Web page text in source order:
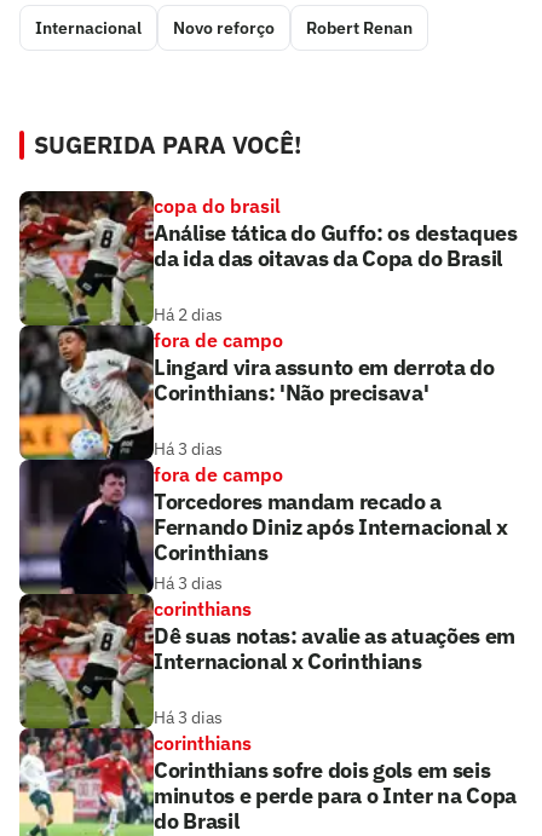
Internacional Novo reforço Robert Renan
SUGERIDA PARA VOCÊ!
copa do brasil
Análise tática do Guffo: os destaques
da ida das oitavas da Copa do Brasil
Há 2 dias
fora de campo
Lingard vira assunto em derrota do
Corinthians: 'Não precisava'
Há 3 dias
fora de campo
Torcedores mandam recado a
Fernando Diniz após Internacional x
Corinthians
Há 3 dias
corinthians
Dê suas notas: avalie as atuações em
Internacional x Corinthians
Há 3 dias
corinthians
Corinthians sofre dois gols em seis
minutos e perde para o Inter na Copa
do Brasil